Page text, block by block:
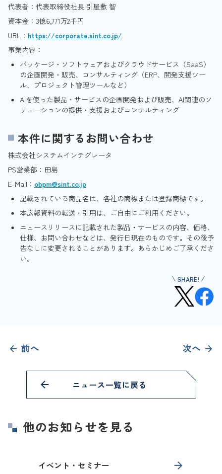
代表者：代表取締役社長 引屋敷 智
資本金：3億6,771万2千円
URL： https://corporate.sint.co.jp/
事業内容：
パッケージ・ソフトウェアおよびクラウドサービス（SaaS）
の企画開発・販売、コンサルティング（ERP、開発支援ツー
ル、プロジェクト管理ツールなど）
AIを使った製品・サービスの企画開発および販売、AI関連のソ
リューションの提供・支援およびコンサルティング
本件に関するお問い合わせ
株式会社システムインテグレータ
PS営業部：田島
E-Mail： obpm@sint.co.jp
記載されている商品名は、各社の商標または登録商標です。
本広報資料の転送・引用は、ご自由にご利用ください。
ニュースリリースに記載された製品・サービスの内容、価格、
仕様、お問い合わせなどは、発行日現在のものです。その後予
告なしに変更されることがあります。あらかじめご了承くださ
い。
SHARE!
前へ 次へ
ニュース一覧に戻る
他のお知らせを見る
イベント・セミナー